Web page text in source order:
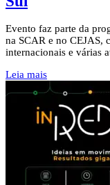
Evento faz parte da
na SCAR e no CEJAS,
internacionais e várias
Leia mais